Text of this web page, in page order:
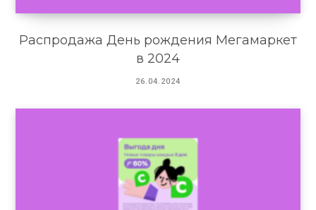
Распродажа День рождения Мегамаркет
в 2024
26.04.2024